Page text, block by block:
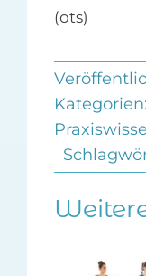
(ots)
Kategorien: